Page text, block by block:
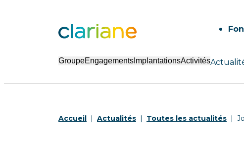
GroupeEngagements ImplantationsActivités
Accueil Actualités Toutes les actualités